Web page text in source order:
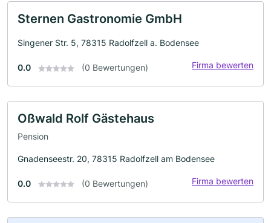
Sternen Gastronomie GmbH
Singener Str. 5, 78315 Radolfzell a. Bodensee
0.0 (0 Bewertungen) Firma bewerten
Oßwald Rolf Gästehaus
Pension
Gnadenseestr. 20, 78315 Radolfzell am Bodensee
0.0 (0 Bewertungen) Firma bewerten